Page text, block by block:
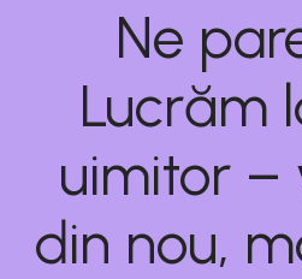
Ne
Lucrăm
uimitor –
din nou,